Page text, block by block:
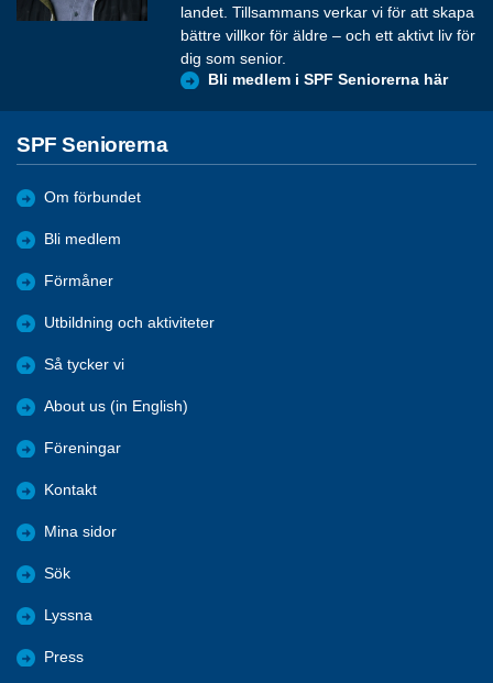
landet. Tillsammans verkar vi för att skapa
bättre villkor för äldre – och ett aktivt liv för
dig som senior.
Bli medlem i SPF Seniorerna här
SPF Seniorerna
Om förbundet
Bli medlem
Förmåner
Utbildning och aktiviteter
Så tycker vi
About us (in English)
Föreningar
Kontakt
Mina sidor
Sök
Lyssna
Press